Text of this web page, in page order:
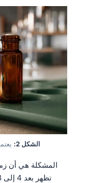
الشكل 2:
المشكلة هي أن